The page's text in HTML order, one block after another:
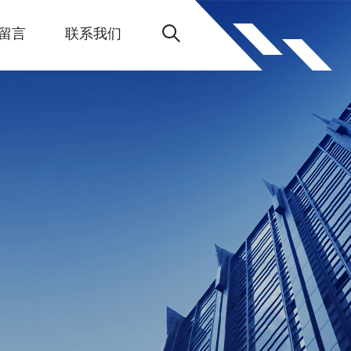
言 联系我们